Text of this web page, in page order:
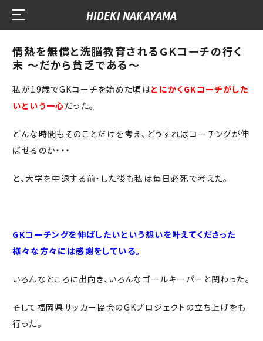
HIDEKI NAKAYAMA
情熱を無償と洗脳教育されるGKコーチの行く
末 〜だから貧乏である〜
私が19歳でGKコーチを始めた頃はとにかくGKコーチがした
いという一心だった。
どんな時間もそのことだけを考え、どうすればコーチングが伸
ばせるのか・・・
と、大学を中退する前・した後も私は毎日必死で考えた。
GKコーチングを伸ばしたいという想いを叶えてくださった
様々な方々には感謝をしている。
いろんなところに出向き、いろんなゴールキーパーと関わった。
そして福岡県サッカー協会のGKプロジェクトの立ち上げをも
行った。